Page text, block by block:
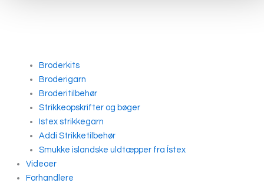
Broderkits
Broderigarn
Broderitilbehør
Strikkeopskrifter og bøger
Istex strikkegarn
Addi Strikketilbehør
Smukke islandske uldtæpper fra Ístex
Videoer
Forhandlere